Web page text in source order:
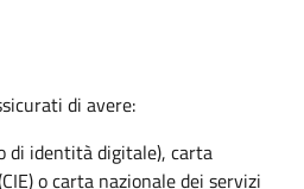
di avere:
di identità digitale), carta
o carta nazionale dei servizi